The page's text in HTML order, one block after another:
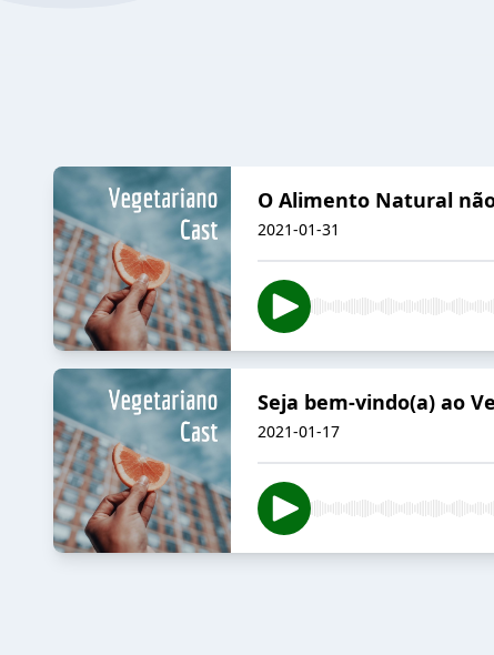
O Alimento Natural
2021-01-31
Seja bem-vindo(a) ao
2021-01-17